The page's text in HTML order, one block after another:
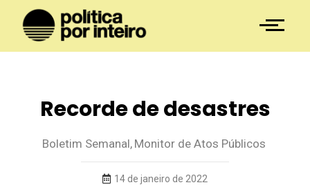
Recorde de desastres
Boletim Semanal, Monitor de Atos Públicos
14 de janeiro de 2022